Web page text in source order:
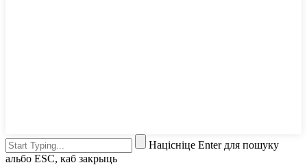
Націсніце Enter для пошуку
альбо ESC, каб закрыць